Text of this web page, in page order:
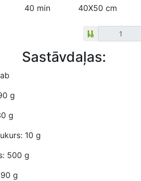
40 min 40X50 cm
Sastāvdaļas:
g
g
10 g
500 g
g